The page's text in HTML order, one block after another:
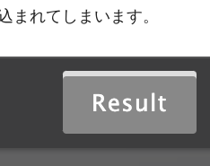
れてしまいます。